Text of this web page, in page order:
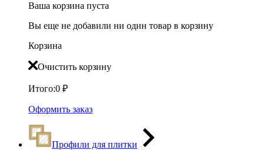
Ваша корзина пуста
Вы еще не добавили ни один товар в корзину
Корзина
Очистить корзину
Итого:0 ₽
Оформить заказ
Профили для плитки